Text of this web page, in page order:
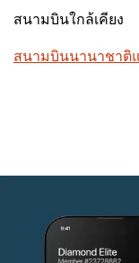
สนามบินใกล้เคียง
สนามบินนานาชาติ